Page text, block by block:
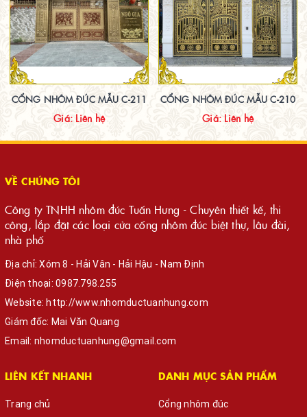
CỔNG NHÔM ĐÚC MẪU C-211
Giá: Liên hệ
CỔNG NHÔM ĐÚC MẪU C-210
Giá: Liên hệ
VỀ CHÚNG TÔI
Công ty TNHH nhôm đúc Tuấn Hưng - Chuyên thiết kế, thi
công, lắp đặt các loại cửa cổng nhôm đúc biệt thự, lâu đài,
nhà phố
Địa chỉ: Xóm 8 - Hải Vân - Hải Hậu - Nam Định
Điện thoại: 0987.798.255
Website:http://www.nhomductuanhung.com
Giám đốc: Mai Văn Quang
Email: nhomductuanhung@gmail.com
LIÊN KẾT NHANH
Trang chủ
DANH MỤC SẢN PHẨM
Cổng nhôm đúc